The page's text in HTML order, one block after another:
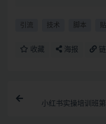
引流 技术 脚本
收藏 海报
小红书实操培训班